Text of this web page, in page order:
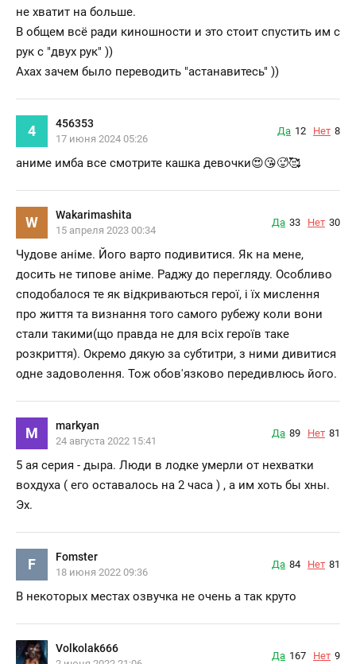
не хватит на больше.
В общем всё ради киношности и это стоит спустить им с
рук с "двух рук" ))
Ахах зачем было переводить "астанавитесь" ))
4 456353
17 июня 2024 05:26
Да 12 Нет 8
аниме имба все смотрите кашка девочки😍😘🥵🥰
W Wakarimashita
15 апреля 2023 00:34
Да 33 Нет 30
Чудове аніме. Його варто подивитися. Як на мене,
досить не типове аніме. Раджу до перегляду. Особливо
сподобалося те як відкриваються герої, і їх мислення
про життя та визнання того самого рубежу коли вони
стали такими(що правда не для всіх героїв таке
розкриття). Окремо дякую за субтитри, з ними дивитися
одне задоволення. Тож обов'язково передивлюсь його.
M markyan
24 августа 2022 15:41
Да 89 Нет 81
5 ая серия - дыра. Люди в лодке умерли от нехватки
вохдуха ( его оставалось на 2 часа ) , а им хоть бы хны.
Эх.
F Fomster
18 июня 2022 09:36
Да 84 Нет 81
В некоторых местах озвучка не очень а так круто
Volkolak666
Да 167 Нет 9